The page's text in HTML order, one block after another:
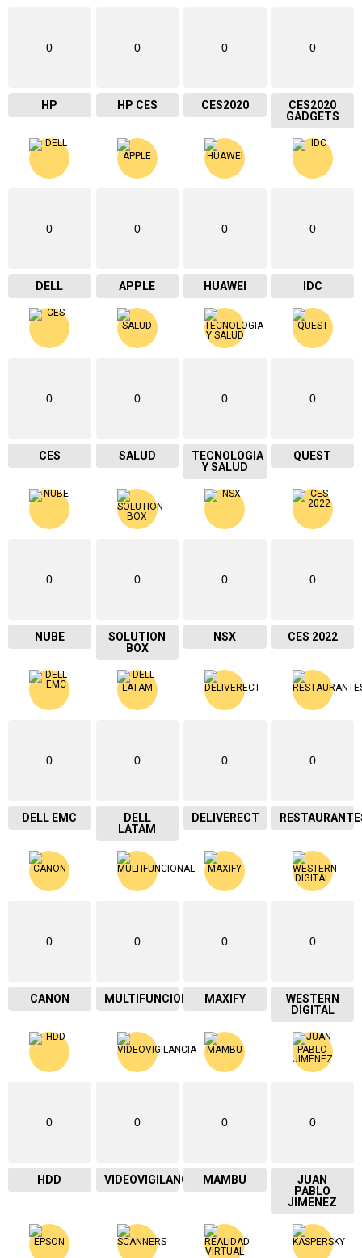
0
HP
0
HP CES
0
CES2020
0
CES2020
GADGETS
0
DELL
0
APPLE
0
HUAWEI
0
IDC
0
CES
0
SALUD
0
TECNOLOGIA
Y SALUD
0
QUEST
0
NUBE
0
SOLUTION
BOX
0
NSX
0
CES 2022
0
DELL EMC
0
DELL
LATAM
0
DELIVERECT
0
0
CANON
0
MULTIFUNCIONAL
0
MAXIFY
0
WESTERN
DIGITAL
0
HDD
0
VIDEOVIGILANCIA
0
MAMBU
0
JUAN
PABLO
JIMENEZ